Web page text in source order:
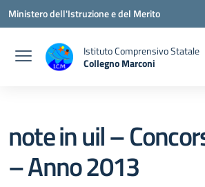
Vai ai contenuti
Vai al menu di navigazione
Vai al footer
Ministero dell'Istruzione e del Merito
Istituto Comprensivo Statale
Collegno Marconi
note in uil –
– Anno 2013